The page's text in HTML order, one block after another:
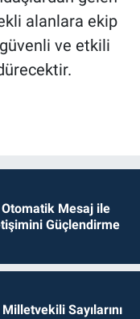
alanlara ekip
ve etkili
Mesaj ile
Güçlendirme
Sayılarını